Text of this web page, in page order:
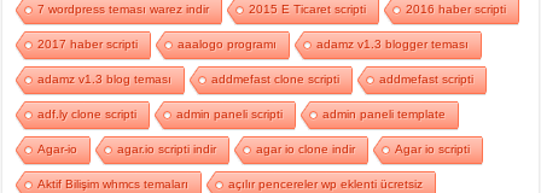
7 wordpress teması warez indir 2015 E Ticaret scripti 2016 haber scripti
2017 haber scripti aaalogo programı adamz v1.3 blogger teması
adamz v1.3 blog teması addmefast clone scripti addmefast scripti
adf.ly clone scripti admin paneli scripti admin paneli template
Agar-io agar.io scripti indir agar io clone indir Agar io scripti
Aktif Bilişim whmcs temaları açılır pencereler wp eklenti ücretsiz